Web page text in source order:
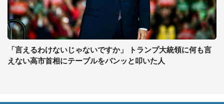
「言えるわけないじゃないですか」 トランプ大統領に何も言
えない高市首相にテーブルをバンッと叩いた人